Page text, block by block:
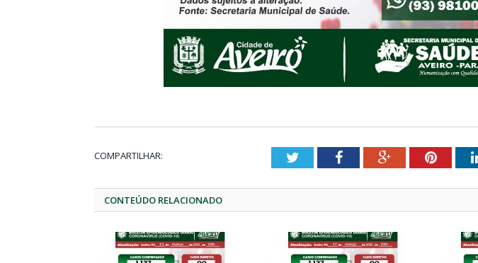
COMPARTILHAR: TwitterFacebookGoogle+
CONTEÚDO RELACIONADO